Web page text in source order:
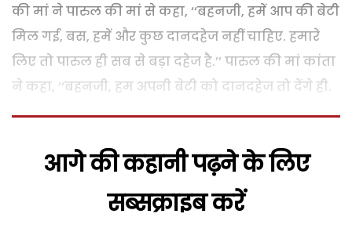
की मां ने पारुल की मां से कहा, ‘‘बहनजी, हमें आप की बेटी
मिल गई, बस, हमें और कुछ दानदहेज नहीं चाहिए. हमारे
लिए तो पारुल ही सब से बड़ा दहेज है.’’ पारुल की मां कांता
ने कहा, ‘‘बहनजी, हम अपनी बेटी को दानदहेज तो देंगे ही.
आगे की कहानी पढ़ने के लिए
सब्सक्राइब करें